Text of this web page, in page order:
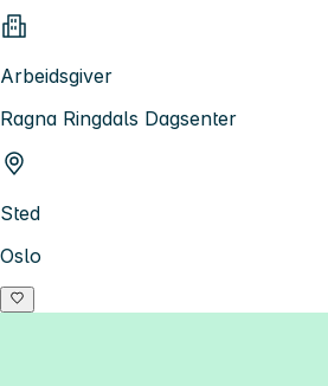
Arbeidsgiver
Ragna Ringdals Dagsenter
Sted
Oslo